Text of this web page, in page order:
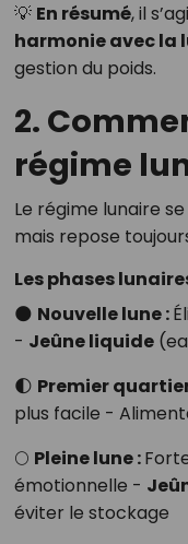
💡 En résumé, il
harmonie avec la
gestion du poids.
2.
régime
Le régime lunaire
mais repose
Les phases
🌑 Nouvelle lune :
- Jeûne liquide
🌓 Premier
plus facile -
🌕 Pleine lune :
émotionnelle -
éviter le stockage